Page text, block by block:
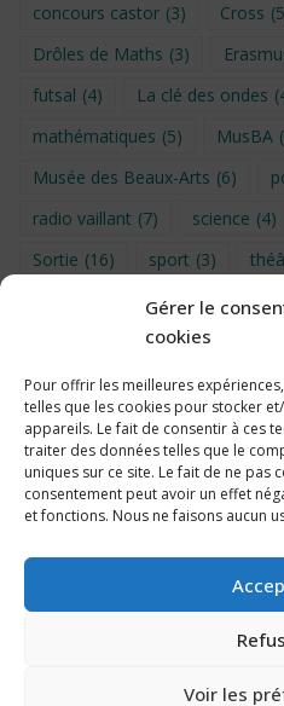
Gérer le
cookies
Pour offrir les meilleures
telles que les cookies pour stocker
appareils. Le fait de consentir à ces
traiter des données telles que le
uniques sur ce site. Le fait de ne pas
consentement peut avoir un effet
et fonctions. Nous ne faisons aucun
Voir les
concours castor (3) Cross
Drôles de Maths (3)
futsal (4) La clé des ondes
mathématiques (5) MusBA
Musée des Beaux-Arts (6)
radio vaillant (7) science (4)
Sortie (16) sport (3)
UNSS (9)
Voyage en
Voyage à Bruxelles 2024 (4)
éco-délégués (7)
Politique